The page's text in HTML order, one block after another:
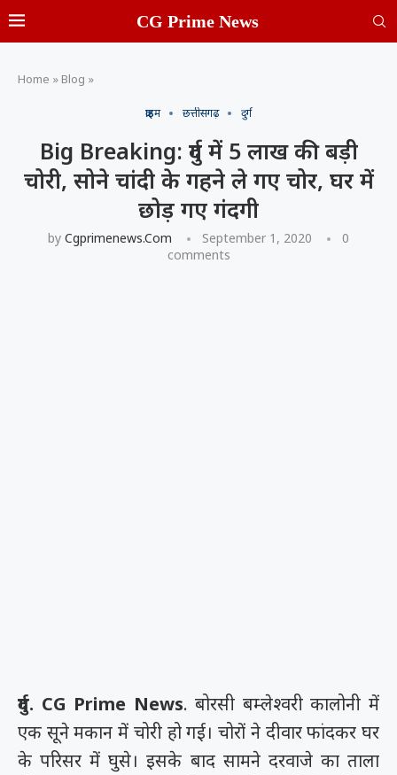
CG Prime News
Home » Blog »
क्राइम छत्तीसगढ़ दुर्ग
Big Breaking: दुर्ग में 5 लाख की बड़ी
चोरी, सोने चांदी के गहने ले गए चोर, घर में
छोड़ गए गंदगी
by Cgprimenews.com September 1, 2020
0
comments
दुर्ग. CG Prime News. बोरसी बम्लेश्वरी कालोनी में
एक सूने मकान में चोरी हो गई। चोरों ने दीवार फांदकर घर
के परिसर में घुसे। इसके बाद सामने दरवाजे का ताला